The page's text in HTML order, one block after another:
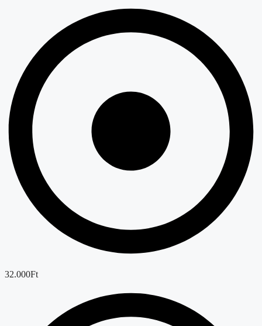
32.000Ft